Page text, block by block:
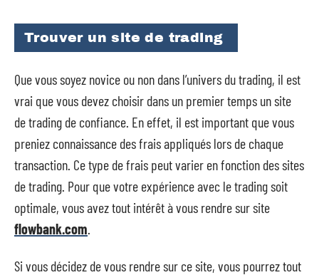
Trouver un site de trading
Que vous soyez novice ou non dans l’univers du trading, il est
vrai que vous devez choisir dans un premier temps un site
de trading de confiance. En effet, il est important que vous
preniez connaissance des frais appliqués lors de chaque
transaction. Ce type de frais peut varier en fonction des sites
de trading. Pour que votre expérience avec le trading soit
optimale, vous avez tout intérêt à vous rendre sur site
flowbank.com
Si vous décidez de vous rendre sur ce site, vous pourrez tout